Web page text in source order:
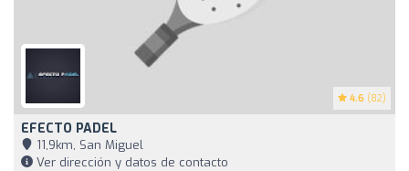
4.6 (82)
EFECTO PADEL
11,9km, San Miguel
Ver dirección y datos de contacto